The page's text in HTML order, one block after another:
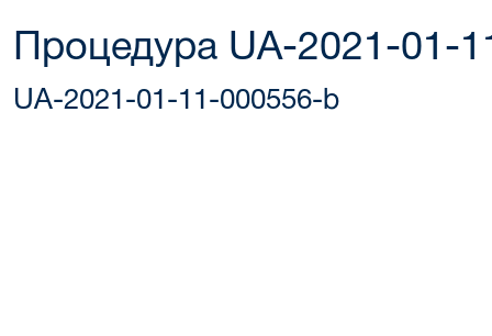
Процедура UA-2021-01-
UA-2021-01-11-000556-b